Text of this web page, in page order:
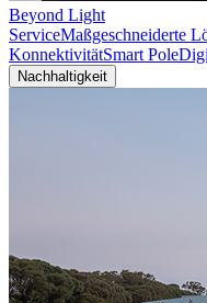
Beyond Light
ServiceMaßgeschneiderte
KonnektivitätSmart Pole
Nachhaltigkeit